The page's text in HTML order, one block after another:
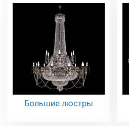
Большие люстры